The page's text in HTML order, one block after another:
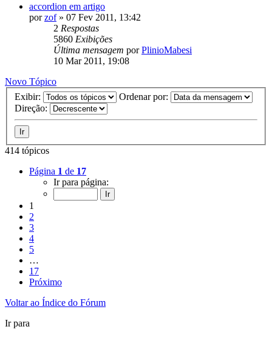
accordion em artigo
porzof» 07 Fev 2011, 13:42
2 Respostas
5860 Exibições
Última mensagem porPlinioMabesi
10 Mar 2011, 19:08
Novo Tópico
Exibir:
Ordenar por:
Direção:
414 tópicos
Página 1 de 17
Ir para página:
1
2
3
4
5
…
17
Próximo
Voltar ao Índice do Fórum
Ir para